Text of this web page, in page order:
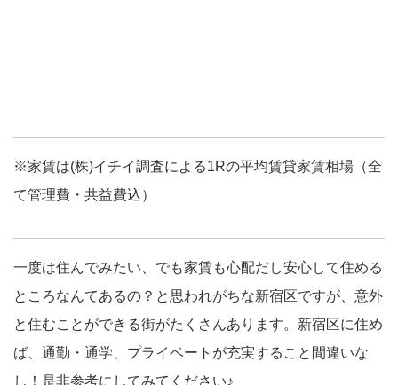
※家賃は(株)イチイ調査による1Rの平均賃貸家賃相場（全
て管理費・共益費込）
一度は住んでみたい、でも家賃も心配だし安心して住める
ところなんてあるの？と思われがちな新宿区ですが、意外
と住むことができる街がたくさんあります。新宿区に住め
ば、通勤・通学、プライベートが充実すること間違いな
し！是非参考にしてみてください♪